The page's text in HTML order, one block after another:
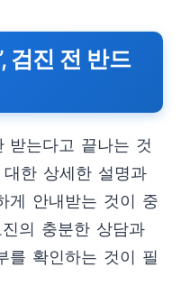
검진 전 반드
받는다고 끝나는 것
한 상세한 설명과
게 안내받는 것이 중
의 충분한 상담과
를 확인하는 것이 필